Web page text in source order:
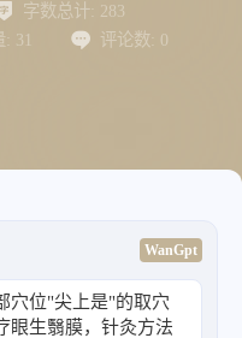
字数总计: 283
: 31 评论数: 0
WanGpt
穴位"尖上是"的取穴
眼生翳膜，针灸方法